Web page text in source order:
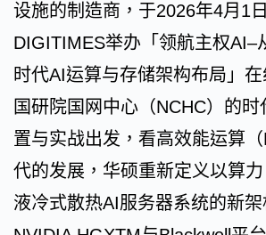
设施的制造商，于2026年4月1
DIGITIMES举办「领航主权AI–
时代AI运算与存储架构布局」
国研院国网中心（NCHC）的
置与实战出发，看高效能运算
代的发展，华硕重新定义以算
液冷式散热AI服务器系统的新